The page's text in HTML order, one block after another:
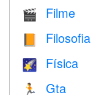
🎬 Filme
📙 Filosofia
🌠 Física
🏃 Gta